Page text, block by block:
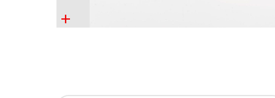
+